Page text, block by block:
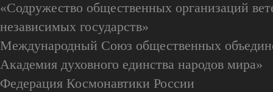
«Содружество общественных организаций
независимых государств»
Международный Союз общественных
Академия духовного единства народов мира»
Федерация Космонавтики России